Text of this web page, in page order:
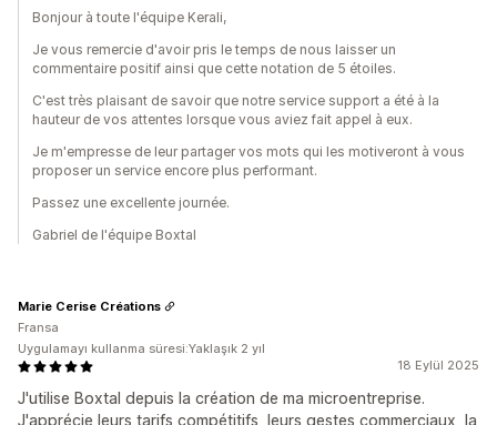
Bonjour à toute l'équipe Kerali,
Je vous remercie d'avoir pris le temps de nous laisser un
commentaire positif ainsi que cette notation de 5 étoiles.
C'est très plaisant de savoir que notre service support a été à la
hauteur de vos attentes lorsque vous aviez fait appel à eux.
Je m'empresse de leur partager vos mots qui les motiveront à vous
proposer un service encore plus performant.
Passez une excellente journée.
Gabriel de l'équipe Boxtal
18 Eylül 2025
J'utilise Boxtal depuis la création de ma microentreprise.
J'apprécie leurs tarifs compétitifs, leurs gestes commerciaux, la
Marie Cerise Créations
Fransa
Uygulamayı kullanma süresi:Yaklaşık 2 yıl